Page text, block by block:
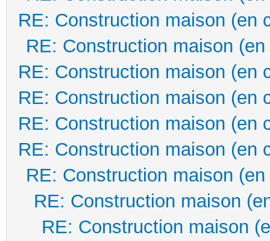
RE: Construction maison (en
RE: Construction maison
RE: Construction maison (en
RE: Construction maison (en
RE: Construction maison (en
RE: Construction maison (en
RE: Construction maison
RE: Construction maison
RE: Construction maison